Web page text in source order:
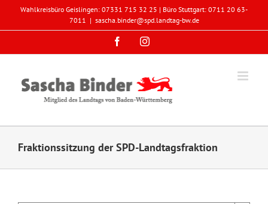
Wahlkreisbüro Geislingen: 07331 715 32 25 | Büro Stuttgart: 0711 20 63-
7011 | sascha.binder@spd.landtag-bw.de
FacebookInstagram
Fraktionssitzung der SPD-Landtagsfraktion